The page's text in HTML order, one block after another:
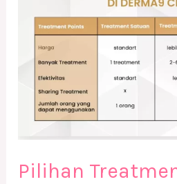
Pilihan